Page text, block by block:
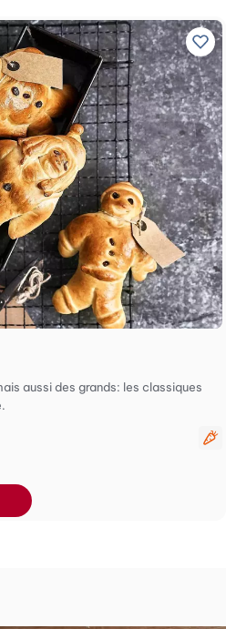
aussi des grands: les classiques